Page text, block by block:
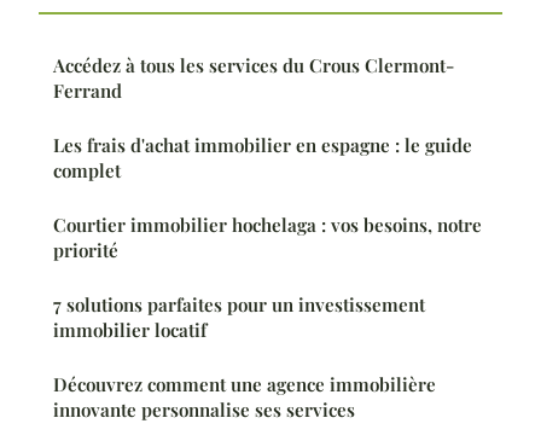
Accédez à tous les services du Crous Clermont-
Ferrand
Les frais d'achat immobilier en espagne : le guide
complet
Courtier immobilier hochelaga : vos besoins, notre
priorité
7 solutions parfaites pour un investissement
immobilier locatif
Découvrez comment une agence immobilière
innovante personnalise ses services